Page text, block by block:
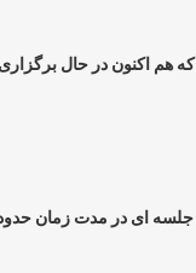
برگزاری در آموزشگاه
کلاسهای فشرده گروهی که کلا در یک ترم ۴۸ جلسه ای در مدت زمان حدود ۳ ماهه برگزار